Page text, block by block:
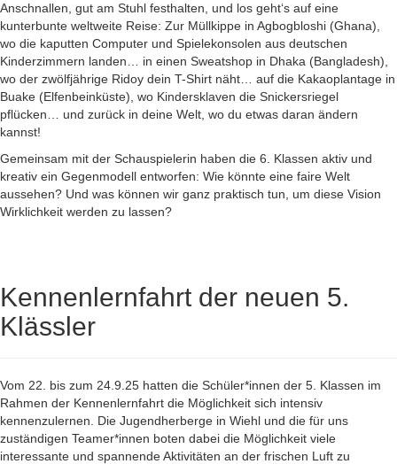
Anschnallen, gut am Stuhl festhalten, und los geht‘s auf eine
kunterbunte weltweite Reise: Zur Müllkippe in Agbogbloshi (Ghana),
wo die kaputten Computer und Spielekonsolen aus deutschen
Kinderzimmern landen… in einen Sweatshop in Dhaka (Bangladesh),
wo der zwölfjährige Ridoy dein T-Shirt näht… auf die Kakaoplantage in
Buake (Elfenbeinküste), wo Kindersklaven die Snickersriegel
pflücken… und zurück in deine Welt, wo du etwas daran ändern
kannst!
Gemeinsam mit der Schauspielerin haben die 6. Klassen aktiv und
kreativ ein Gegenmodell entworfen: Wie könnte eine faire Welt
aussehen? Und was können wir ganz praktisch tun, um diese Vision
Wirklichkeit werden zu lassen?
Kennenlernfahrt der neuen 5.
Klässler
Vom 22. bis zum 24.9.25 hatten die Schüler*innen der 5. Klassen im
Rahmen der Kennenlernfahrt die Möglichkeit sich intensiv
kennenzulernen. Die Jugendherberge in Wiehl und die für uns
zuständigen Teamer*innen boten dabei die Möglichkeit viele
interessante und spannende Aktivitäten an der frischen Luft zu